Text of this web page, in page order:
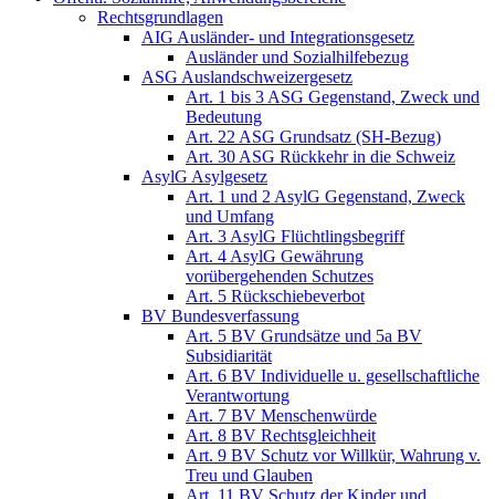
Rechtsgrundlagen
AIG Ausländer- und Integrationsgesetz
Ausländer und Sozialhilfebezug
ASG Auslandschweizergesetz
Art. 1 bis 3 ASG Gegenstand, Zweck und
Bedeutung
Art. 22 ASG Grundsatz (SH-Bezug)
Art. 30 ASG Rückkehr in die Schweiz
AsylG Asylgesetz
Art. 1 und 2 AsylG Gegenstand, Zweck
und Umfang
Art. 3 AsylG Flüchtlingsbegriff
Art. 4 AsylG Gewährung
vorübergehenden Schutzes
Art. 5 Rückschiebeverbot
BV Bundesverfassung
Art. 5 BV Grundsätze und 5a BV
Subsidiarität
Art. 6 BV Individuelle u. gesellschaftliche
Verantwortung
Art. 7 BV Menschenwürde
Art. 8 BV Rechtsgleichheit
Art. 9 BV Schutz vor Willkür, Wahrung v.
Treu und Glauben
Art. 11 BV Schutz der Kinder und